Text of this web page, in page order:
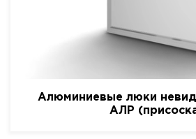
Алюминиевые люки
АЛР